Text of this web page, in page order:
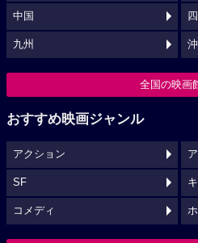
中国
九州
全国の映画
おすすめ映画ジャンル
アクション
SF
コメディ